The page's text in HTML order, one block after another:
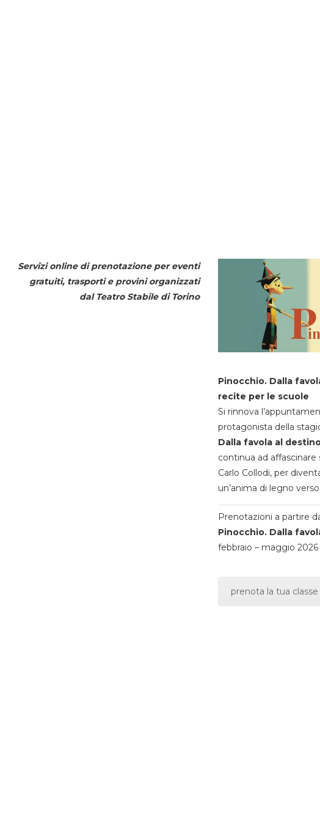
Servizi online di prenotazione per eventi
gratuiti, trasporti e provini organizzati
dal Teatro Stabile di Torino
Pinocchio. Dalla
recite per le scuole
Si rinnova
protagonista della
Dalla favola al
continua ad
Carlo Collodi, per
un’anima di legno
Prenotazioni a partire
Pinocchio. Dalla
febbraio – maggio 2026
prenota la tua classe